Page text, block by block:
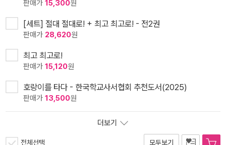
판매가 15,300원
[세트] 절대 절대로! + 최고 최고로! - 전2권
판매가 28,620원
최고 최고로!
판매가 15,120원
호랑이를 타다 - 한국학교사서협회 추천도서(2025)
판매가 13,500원
더보기
전체선택 모두보기